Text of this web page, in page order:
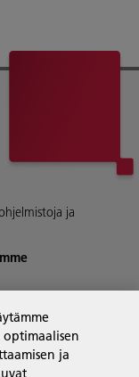
ja
ja